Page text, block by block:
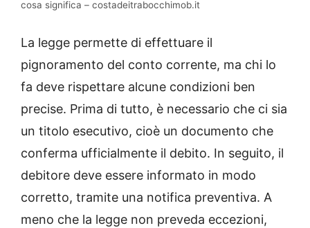
cosa significa – costadeitrabocchimob.it
La legge permette di effettuare il
pignoramento del conto corrente, ma chi lo
fa deve rispettare alcune condizioni ben
precise. Prima di tutto, è necessario che ci sia
un titolo esecutivo, cioè un documento che
conferma ufficialmente il debito. In seguito, il
debitore deve essere informato in modo
corretto, tramite una notifica preventiva. A
meno che la legge non preveda eccezioni,